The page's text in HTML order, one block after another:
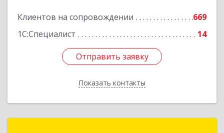
Клиентов на сопровождении
669
1С:Специалист
14
Отправить заявку
Показать контакты
Отправить заявку
Назад